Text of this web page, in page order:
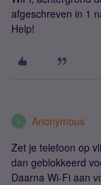
afgeschreven in 1
Help!
A Anonymous
Zet je telefoon op
dan geblokkeerd
Daarna Wi-Fi aan